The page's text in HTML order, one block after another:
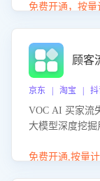
商品信息，进行
企业优化营销
化率，避免陷入
免费开通，按量
顾客
京东 | 淘宝 |
VOC AI 买家流
大模型深度挖
应延迟、竞品价
免费开通,按量